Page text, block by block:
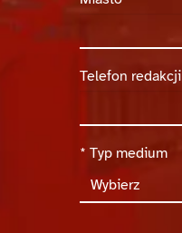
Telefon redakcji
* Typ medium